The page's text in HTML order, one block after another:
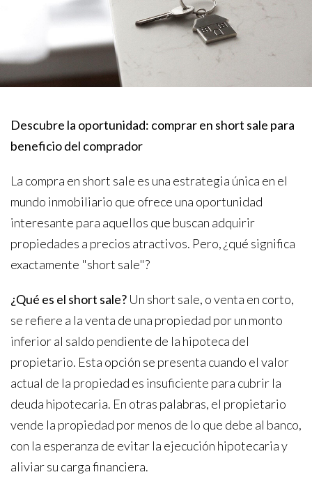
Descubre la oportunidad: comprar en short sale para
beneficio del comprador
La compra en short sale es una estrategia única en el
mundo inmobiliario que ofrece una oportunidad
interesante para aquellos que buscan adquirir
propiedades a precios atractivos. Pero, ¿qué significa
exactamente "short sale"?
¿Qué es el short sale? Un short sale, o venta en corto,
se refiere a la venta de una propiedad por un monto
inferior al saldo pendiente de la hipoteca del
propietario. Esta opción se presenta cuando el valor
actual de la propiedad es insuficiente para cubrir la
deuda hipotecaria. En otras palabras, el propietario
vende la propiedad por menos de lo que debe al banco,
con la esperanza de evitar la ejecución hipotecaria y
aliviar su carga financiera.